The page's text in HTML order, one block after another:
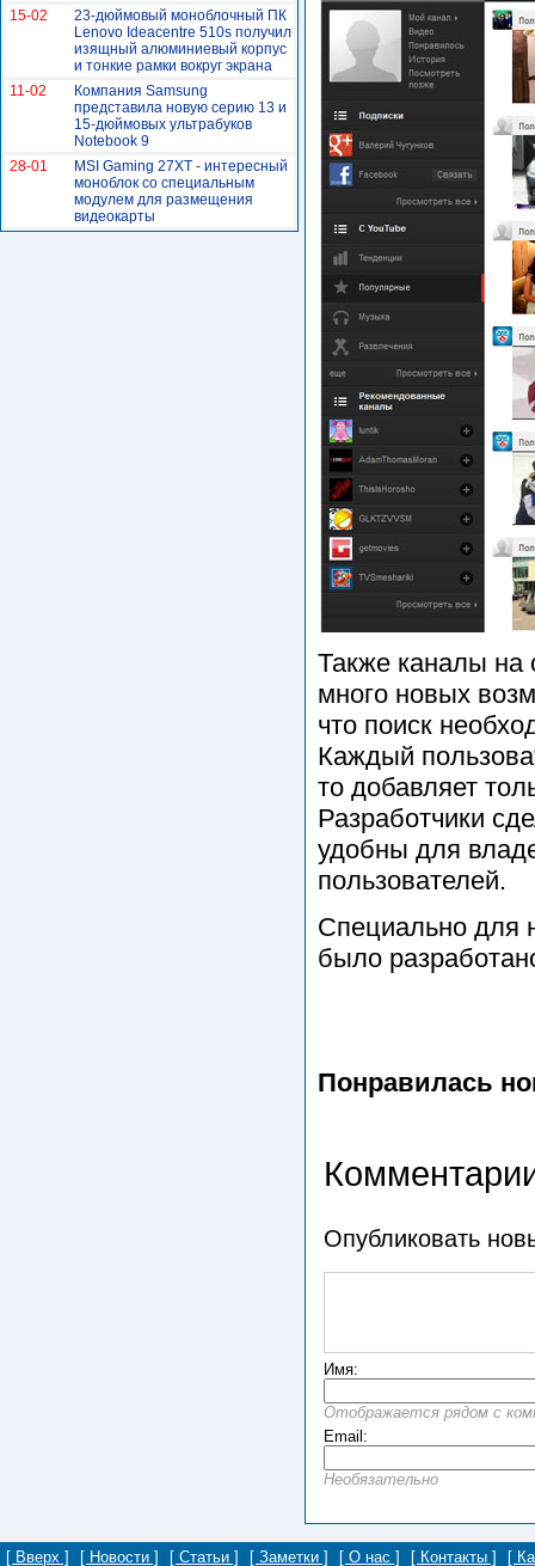
Также каналы на
много новых
что поиск
Каждый
то добавляет
Разработчики
удобны для
пользователей.
Специально для
было
Понравилась
Опубликовать
Имя:
Отображается рядом с
Email:
Необязательно
15-02
23-дюймовый моноблочный ПК
Lenovo Ideacentre 510s получил
изящный алюминиевый корпус
и тонкие рамки вокруг экрана
11-02
Компания Samsung
представила новую серию 13 и
15-дюймовых ультрабуков
Notebook 9
28-01
MSI Gaming 27XT - интересный
моноблок со специальным
модулем для размещения
видеокарты
[ Вверх ] [ Новости ] [ Статьи ] [ Заметки ] [ О нас ] [ Контакты ]
[